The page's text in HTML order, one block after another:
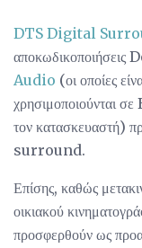
DTS Digital
Audio (οι οποίες
χρησιμοποιούνται
τον κατασκευαστή)
surround.
Επίσης, καθώς
οικιακού
προσφερθούν ως